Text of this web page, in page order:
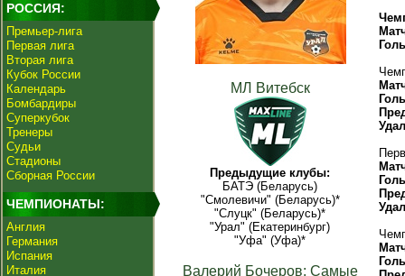
РОССИЯ:
Премьер-лига
Первая лига
Вторая лига
Кубок России
Календарь
Бомбардиры
Суперкубок
Тренеры
Судьи
Стадионы
Сборная России
ЧЕМПИОНАТЫ:
Англия
Германия
Испания
Италия
МЛ Витебск
Предыдущие клубы:
БАТЭ (Беларусь)
"Смолевичи" (Беларусь)*
"Слуцк" (Беларусь)*
"Урал" (Екатеринбург)
"Уфа" (Уфа)*
Валерий Бочеров: Самые